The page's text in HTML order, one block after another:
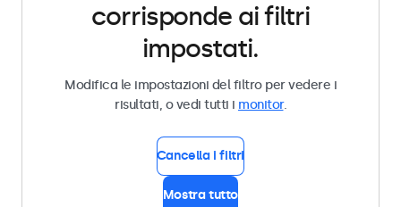
corrisponde ai filtri
impostati.
Modifica le impostazioni del filtro per vedere i
risultati, o vedi tutti i monitor.
Cancella i filtri
Mostra tutto